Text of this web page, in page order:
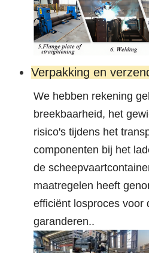
Verpakking en
We hebben rekening
breekbaarheid, het
risico's tijdens het
componenten bij het
de
maatregelen heeft
efficiënt losproces voor
garanderen..